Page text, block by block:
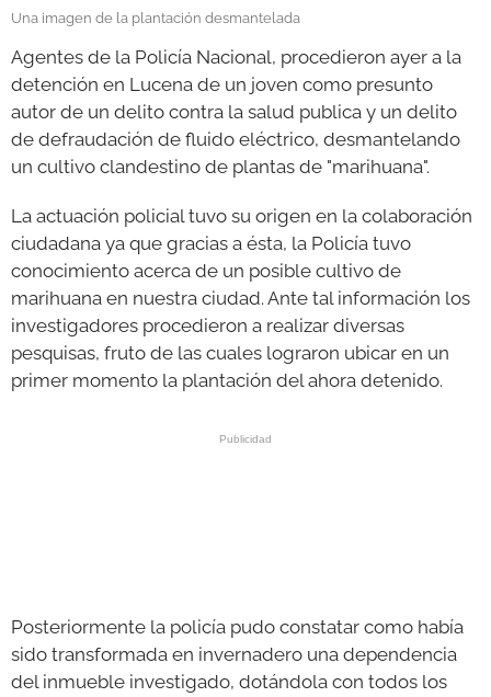
Una imagen de la plantación desmantelada
Agentes de la Policía Nacional, procedieron ayer a la
detención en Lucena de un joven como presunto
autor de un delito contra la salud publica y un delito
de defraudación de fluido eléctrico, desmantelando
un cultivo clandestino de plantas de "marihuana".
La actuación policial tuvo su origen en la colaboración
ciudadana ya que gracias a ésta, la Policía tuvo
conocimiento acerca de un posible cultivo de
marihuana en nuestra ciudad. Ante tal información los
investigadores procedieron a realizar diversas
pesquisas, fruto de las cuales lograron ubicar en un
primer momento la plantación del ahora detenido.
Posteriormente la policía pudo constatar como había
sido transformada en invernadero una dependencia
del inmueble investigado, dotándola con todos los